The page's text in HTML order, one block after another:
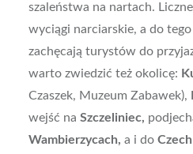
szaleństwa na nartach.
wyciągi narciarskie, a do
zachęcają turystów do
warto zwiedzić też okolicę:
Czaszek, Muzeum Zabawek),
wejść na Szczeliniec,
Wambierzycach, a i do Czech